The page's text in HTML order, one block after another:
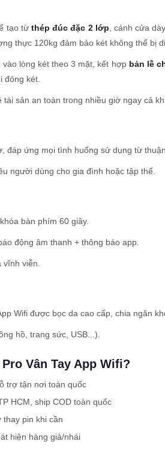
tạo từ thép đúc đặc 2 lớp, cánh cửa dày
thực 120kg đảm bảo két không thể bị
vào lòng két theo 3 mặt, kết hợp bản lề
đóng két.
sản an toàn trong nhiều giờ ngay cả
ứng mọi tình huống sử dụng từ
người dùng cho gia đình hoặc tập thể.
bàn phím 60 giây.
động âm thanh + thông báo app.
vĩnh viễn.
Wifi được bọc da cao cấp, chia ngăn
hồ, trang sức, USB...).
Vân Tay App Wifi?
trợ tận nơi toàn quốc
HCM, ship COD toàn quốc
pin khi cần
hiện hàng giả/nhái